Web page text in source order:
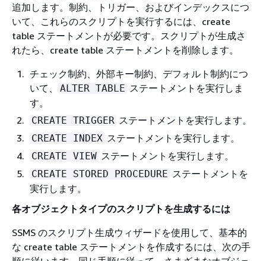
追加します。制約、トリガー、およびインデックスにつ
いて、これらのスクリプトを実行するには、create
table ステートメントが必要です。スクリプトが生成さ
れたら、create table ステートメントを削除します。
チェック制約、外部キー制約、デフォルト制約につ
いて、
ALTER TABLE ステートメントを実行しま
す。
CREATE TRIGGER ステートメントを実行します。
CREATE INDEX ステートメントを実行します。
CREATE VIEW ステートメントを実行します。
CREATE STORED PROCEDURE ステートメントを
実行します。
各オブジェクトタイプのスクリプトを生成するには
SSMS のスクリプト生成ウィザードを使用して、基本的
な create table ステートメントを作成するには、次の手